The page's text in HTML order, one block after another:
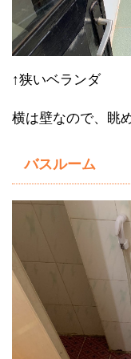
↑狭いベランダ
横は壁なので、眺
バスルーム